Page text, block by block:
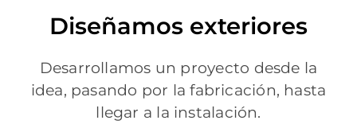
Diseñamos exteriores
Desarrollamos un proyecto desde la
idea, pasando por la fabricación, hasta
llegar a la instalación.